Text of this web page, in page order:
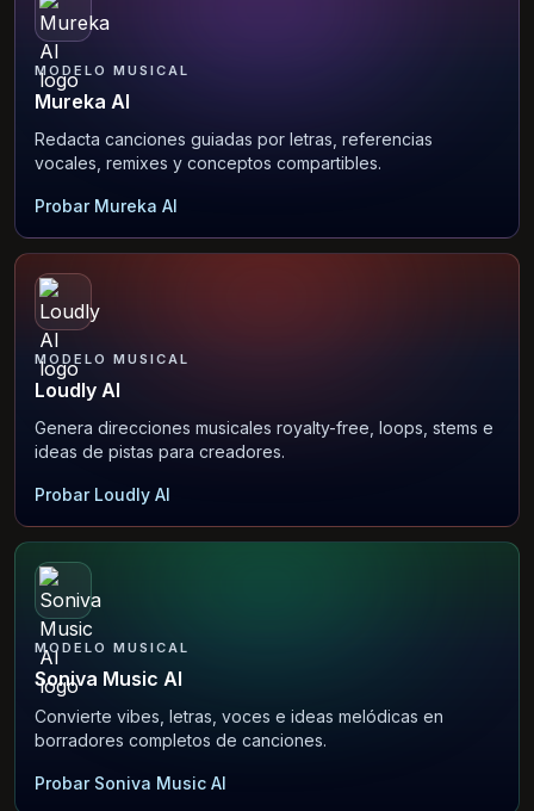
MODELO MUSICAL
Mureka AI
Redacta canciones guiadas por letras, referencias
vocales, remixes y conceptos compartibles.
Probar Mureka AI
MODELO MUSICAL
Loudly AI
Genera direcciones musicales royalty-free, loops, stems e
ideas de pistas para creadores.
Probar Loudly AI
MODELO MUSICAL
Soniva Music AI
Convierte vibes, letras, voces e ideas melódicas en
borradores completos de canciones.
Probar Soniva Music AI